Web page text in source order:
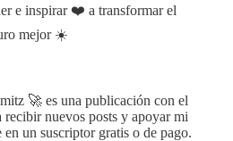
e inspirar ❤️ a transformar el
mejor ☀️
🚀 es una publicación con el
recibir nuevos posts y apoyar mi
un suscriptor gratis o de pago.